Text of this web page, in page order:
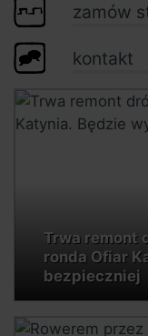
zamów
kontakt
Trwa remont
ronda Ofiar
bezpieczniej